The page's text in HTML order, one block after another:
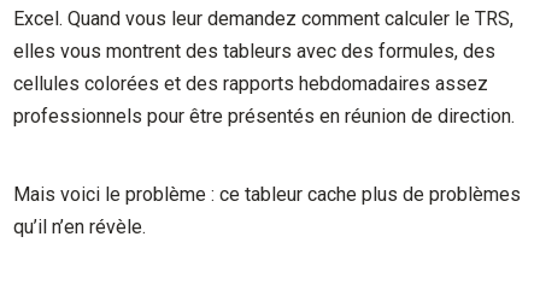
Excel. Quand vous leur demandez comment calculer le TRS,
elles vous montrent des tableurs avec des formules, des
cellules colorées et des rapports hebdomadaires assez
professionnels pour être présentés en réunion de direction.
Mais voici le problème : ce tableur cache plus de problèmes
qu’il n’en révèle.